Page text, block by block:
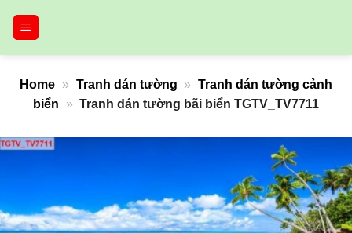
Home » Tranh dán tường » Tranh dán tường cảnh
biển
» Tranh dán tường bãi biển TGTV_TV7711